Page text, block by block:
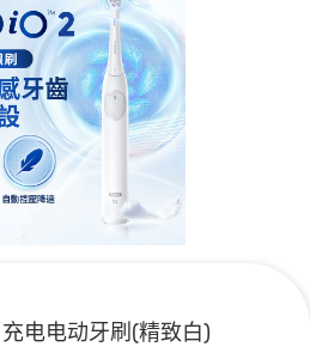
电电动牙刷(精致白)